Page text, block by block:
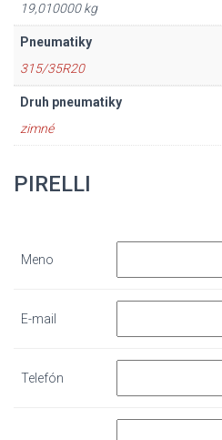
19,010000 kg
Pneumatiky
315/35R20
Druh pneumatiky
zimné
PIRELLI
Meno
E-mail
Telefón